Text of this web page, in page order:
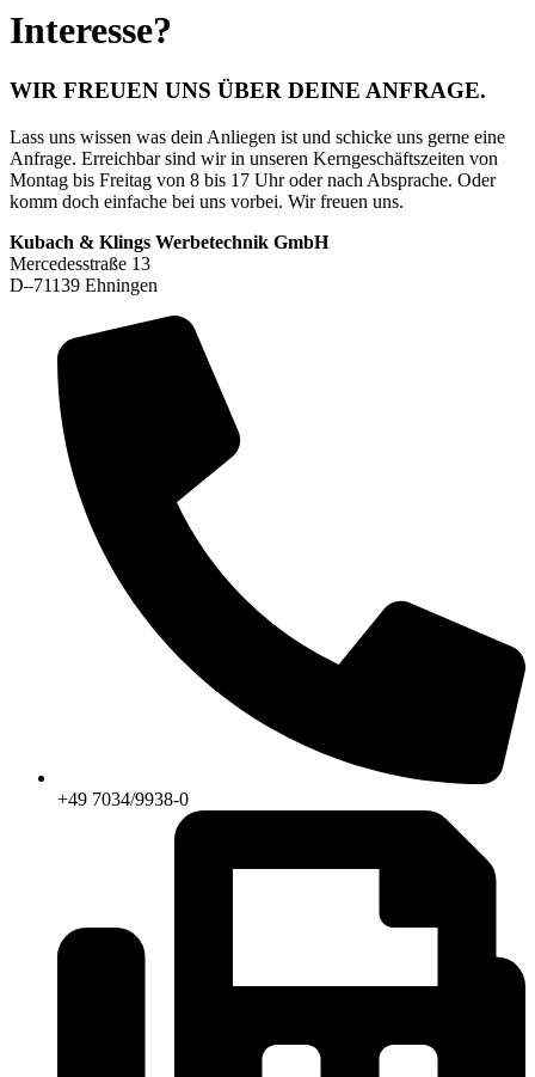
Interesse?
WIR FREUEN UNS ÜBER DEINE ANFRAGE.​
Lass uns wissen was dein Anliegen ist und schicke uns gerne eine
Anfrage. Erreichbar sind wir in unseren Kerngeschäftszeiten von
Montag bis Freitag von 8 bis 17 Uhr oder nach Absprache. Oder
komm doch einfache bei uns vorbei. Wir freuen uns.
Kubach & Klings Werbetechnik GmbH
Mercedesstraße 13
D–71139 Ehningen
+49 7034/9938-0